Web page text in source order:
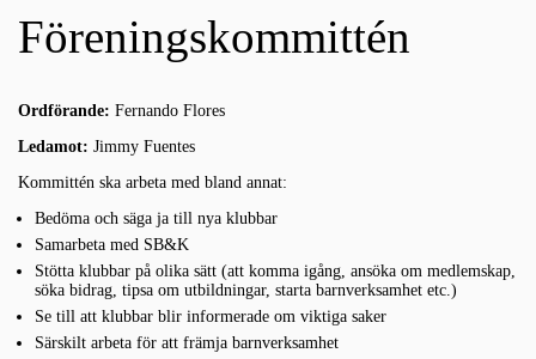
Föreningskommittén
Ordförande: Fernando Flores
Ledamot: Jimmy Fuentes
Kommittén ska arbeta med bland annat:
Bedöma och säga ja till nya klubbar
Samarbeta med SB&K
Stötta klubbar på olika sätt (att komma igång, ansöka om medlemskap,
söka bidrag, tipsa om utbildningar, starta barnverksamhet etc.)
Se till att klubbar blir informerade om viktiga saker
Särskilt arbeta för att främja barnverksamhet